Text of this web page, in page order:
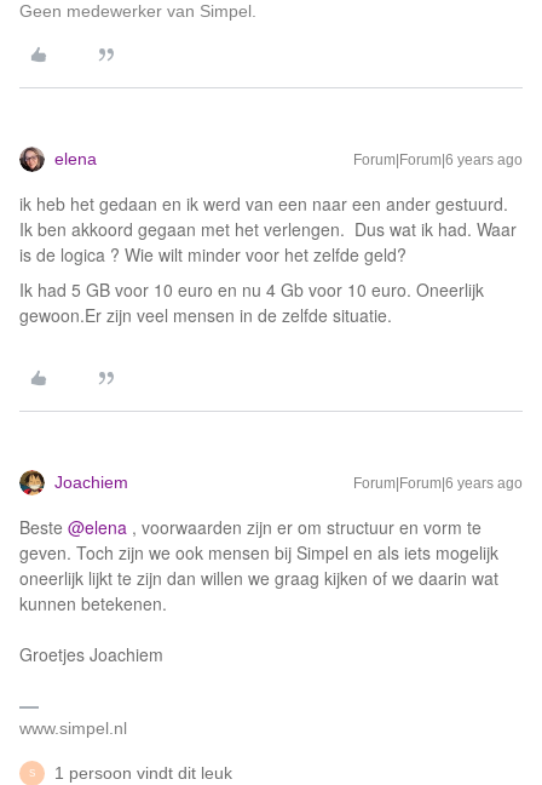
Geen medewerker van Simpel.
elena Forum|Forum|6 years ago
ik heb het gedaan en ik werd van een naar een ander gestuurd.
Ik ben akkoord gegaan met het verlengen. Dus wat ik had. Waar
is de logica ? Wie wilt minder voor het zelfde geld?
Ik had 5 GB voor 10 euro en nu 4 Gb voor 10 euro. Oneerlijk
gewoon.Er zijn veel mensen in de zelfde situatie.
Joachiem Forum|Forum|6 years ago
Beste @elena , voorwaarden zijn er om structuur en vorm te
geven. Toch zijn we ook mensen bij Simpel en als iets mogelijk
oneerlijk lijkt te zijn dan willen we graag kijken of we daarin wat
kunnen betekenen.
Groetjes Joachiem
www.simpel.nl
S 1 persoon vindt dit leuk